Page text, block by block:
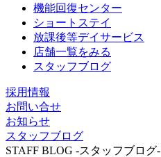
機能回復センター
ショートステイ
放課後等デイサービス
店舗一覧をみる
スタッフブログ
採用情報
お問い合せ
お知らせ
スタッフブログ
STAFF BLOG -スタッフブログ-